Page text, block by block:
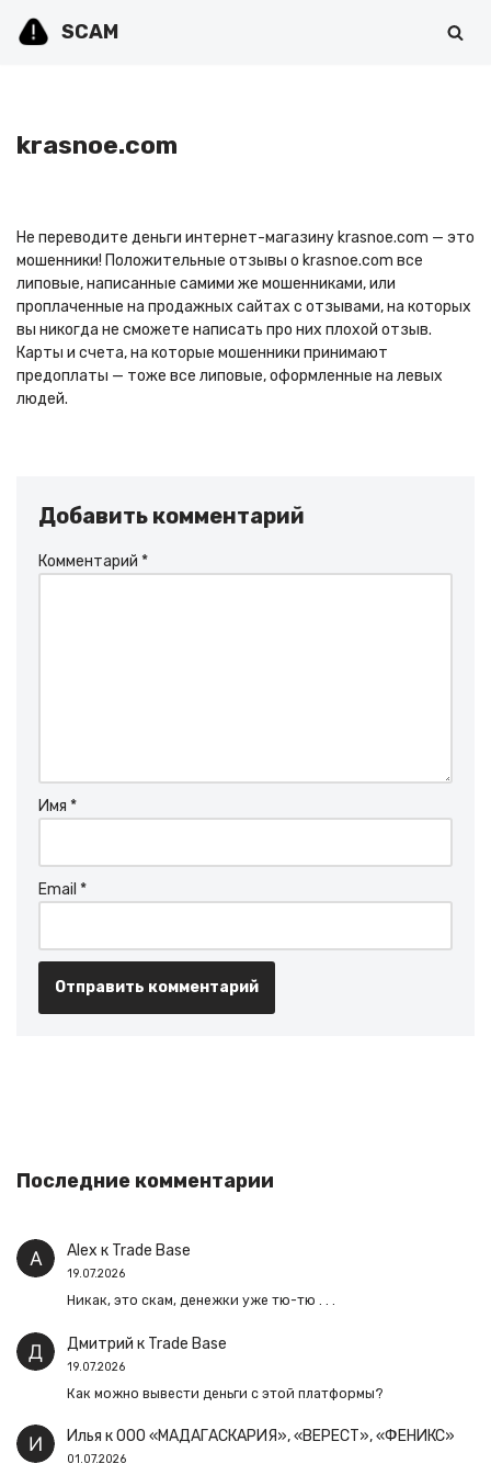
SCAM
krasnoe.com
Не переводите деньги интернет-магазину krasnoe.com — это
мошенники! Положительные отзывы о krasnoe.com все
липовые, написанные самими же мошенниками, или
проплаченные на продажных сайтах с отзывами, на которых
вы никогда не сможете написать про них плохой отзыв.
Карты и счета, на которые мошенники принимают
предоплаты — тоже все липовые, оформленные на левых
людей.
Добавить комментарий
Комментарий *
Имя *
Email *
Последние комментарии
Alex к Trade Base
19.07.2026
Никак, это скам, денежки уже тю-тю . . .
Дмитрий к Trade Base
19.07.2026
Как можно вывести деньги с этой платформы?
Илья кООО «МАДАГАСКАРИЯ», «ВЕРЕСТ», «ФЕНИКС»
01.07.2026